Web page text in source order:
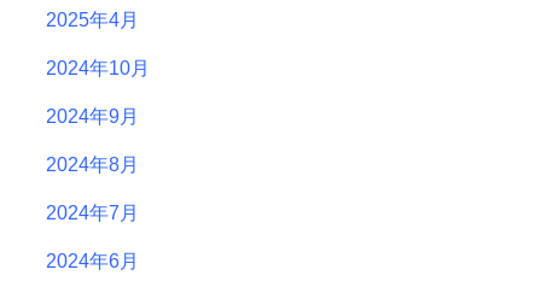
2025年4月
2024年10月
2024年9月
2024年8月
2024年7月
2024年6月